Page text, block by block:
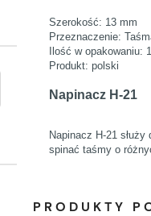
Szerokość: 13 mm
Przeznaczenie:
Ilość w opakowaniu:
Produkt: polski
Napinacz H-21
Napinacz H-21
spinać taśmy o
PRODUKTY